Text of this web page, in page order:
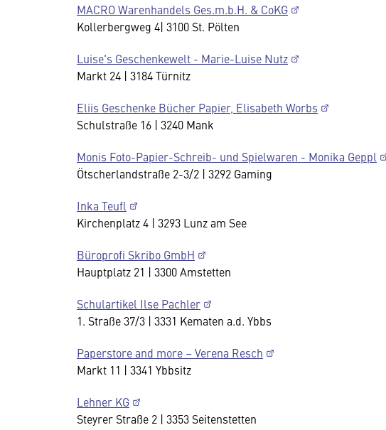
MACRO Warenhandels Ges.m.b.H. & CoKG
Kollerbergweg 4| 3100 St. Pölten
Luise's Geschenkewelt - Marie-Luise Nutz
Markt 24 | 3184 Türnitz
Eliis Geschenke Bücher Papier, Elisabeth Worbs
Schulstraße 16 | 3240 Mank
Monis Foto-Papier-Schreib- und Spielwaren - Monika Geppl
Ötscherlandstraße 2-3/2 | 3292 Gaming
Inka Teufl
Kirchenplatz 4 | 3293 Lunz am See
Büroprofi Skribo GmbH
Hauptplatz 21 | 3300 Amstetten
Schulartikel Ilse Pachler
1. Straße 37/3 | 3331 Kematen a.d. Ybbs
Paperstore and more – Verena Resch
Markt 11 | 3341 Ybbsitz
Lehner KG
Steyrer Straße 2 | 3353 Seitenstetten